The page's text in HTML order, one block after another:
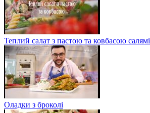
Теплий салат з пастою та ковбасою салямі
Оладки з броколі